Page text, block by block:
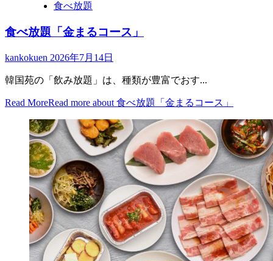
食べ放題
食べ放題「金まるコース」
kankokuen 2026年7月14日
韓国苑の「飲み放題」は、種類が豊富でおす...
Read MoreRead more about 食べ放題「金まるコース」